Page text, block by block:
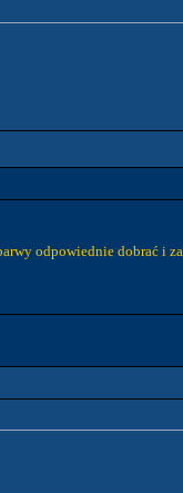
odpowiednie dobrać i